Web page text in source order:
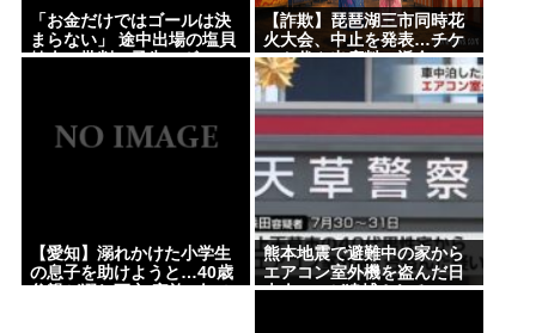
「お金だけではゴールは決
まらない」 途中出場の塩貝
健人に批判の矛先…ヴォル
【詐欺】琵琶湖三市同時花
火大会、中止を発表…チケ
ット代や出店料の返金につ
いては明言せず
【愛知】溺れかけた小学生
の息子を助けようと…40歳
熊本地震で避難中の家から
エアコン室外機を盗んだ日
本人(47)が逮捕されるwww